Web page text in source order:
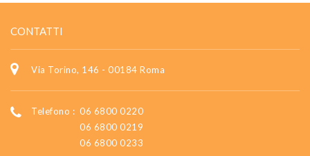
CONTATTI
Via Torino, 146 - 00184 Roma
Telefono : 06 6800 0220
06 6800 0219
06 6800 0233